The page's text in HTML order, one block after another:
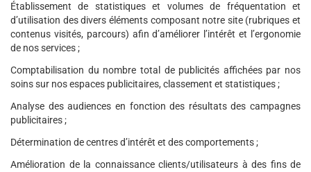
Établissement de statistiques et volumes de fréquentation et
d’utilisation des divers éléments composant notre site (rubriques et
contenus visités, parcours) afin d’améliorer l’intérêt et l’ergonomie
de nos services ;
Comptabilisation du nombre total de publicités affichées par nos
soins sur nos espaces publicitaires, classement et statistiques ;
Analyse des audiences en fonction des résultats des campagnes
publicitaires ;
Détermination de centres d’intérêt et des comportements ;
Amélioration de la connaissance clients/utilisateurs à des fins de